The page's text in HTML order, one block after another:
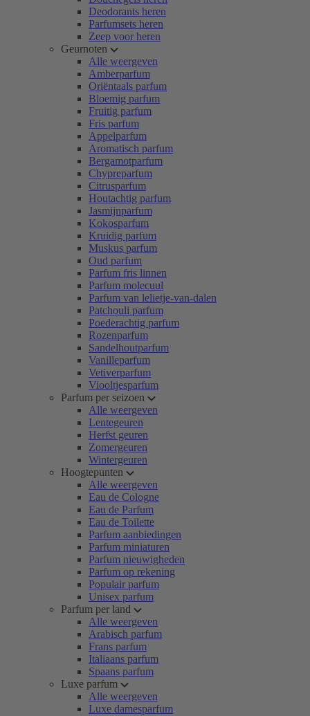
Deodorants heren
Parfumsets heren
Zeep voor heren
Geurnoten
Alle weergeven
Amberparfum
Oriëntaals parfum
Bloemig parfum
Fruitig parfum
Fris parfum
Appelparfum
Aromatisch parfum
Bergamotparfum
Chypreparfum
Citrusparfum
Houtachtig parfum
Jasmijnparfum
Kokosparfum
Kruidig parfum
Muskus parfum
Oud parfum
Parfum fris linnen
Parfum molecuul
Parfum van lelietje-van-dalen
Patchouli parfum
Poederachtig parfum
Rozenparfum
Sandelhoutparfum
Vanilleparfum
Vetiverparfum
Viooltjesparfum
Parfum per seizoen
Alle weergeven
Lentegeuren
Herfst geuren
Zomergeuren
Wintergeuren
Hoogtepunten
Alle weergeven
Eau de Cologne
Eau de Parfum
Eau de Toilette
Parfum aanbiedingen
Parfum miniaturen
Parfum nieuwigheden
Parfum op rekening
Populair parfum
Unisex parfum
Parfum per land
Alle weergeven
Arabisch parfum
Frans parfum
Italiaans parfum
Spaans parfum
Luxe parfum
Alle weergeven
Luxe damesparfum